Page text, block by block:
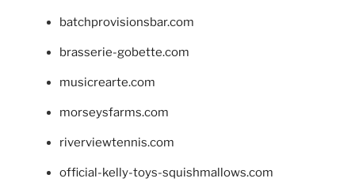
batchprovisionsbar.com
brasserie-gobette.com
musicrearte.com
morseysfarms.com
riverviewtennis.com
official-kelly-toys-squishmallows.com